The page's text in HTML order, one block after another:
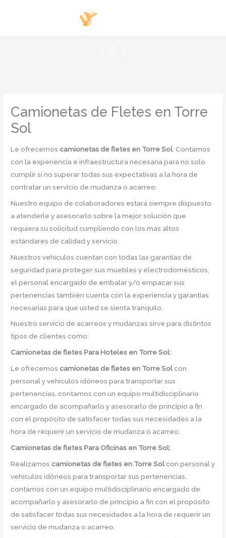
Camionetas de Fletes en Torre
Sol
Le ofrecemos camionetas de fletes en Torre Sol . Contamos
con la experiencia e infraestructura necesaria para no solo
cumplir si no superar todas sus expectativas a la hora de
contratar un servicio de mudanza o acarreo.
Nuestro equipo de colaboradores estará siempre dispuesto
a atenderle y asesorarlo sobre la mejor solución que
requiera su solicitud cumpliendo con los más altos
estándares de calidad y servicio.
Nuestros vehículos cuentan con todas las garantías de
seguridad para proteger sus muebles y electrodomésticos,
el personal encargado de embalar y/o empacar sus
pertenencias también cuenta con la experiencia y garantías
necesarias para que usted se sienta tranquilo.
Nuestro servicio de acarreos y mudanzas sirve para distintos
tipos de clientes como:
Camionetas de fletesPara Hoteles en Torre Sol:
Le ofrecemos camionetas de fletes en Torre Sol con
personal y vehículos idóneos para transportar sus
pertenencias, contamos con un equipo multidisciplinario
encargado de acompañarlo y asesorarlo de principio a fin
con el propósito de satisfacer todas sus necesidades a la
hora de requerir un servicio de mudanza o acarreo.
Camionetas defletes Para Oficinas en Torre Sol:
Realizamos camionetas de fletes en Torre Sol con personal y
vehículos idóneos para transportar sus pertenencias,
contamos con un equipo multidisciplinario encargado de
acompañarlo y asesorarlo de principio a fin con el propósito
de satisfacer todas sus necesidades a la hora de requerir un
servicio de mudanza o acarreo.